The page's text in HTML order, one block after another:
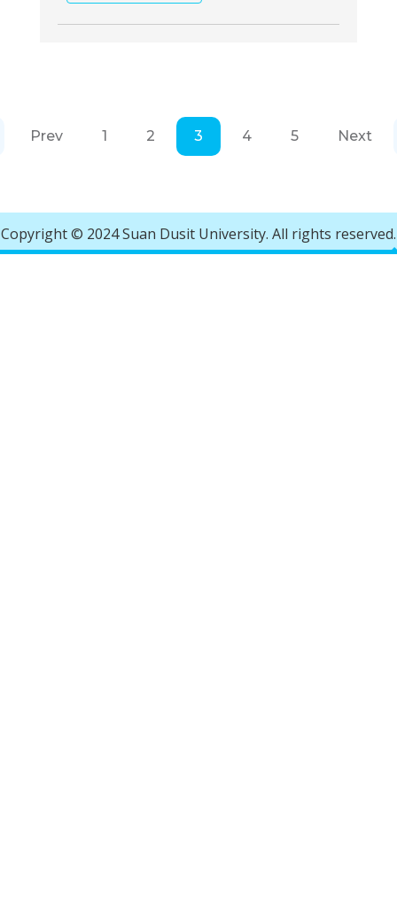
Prev 1 2 3 4 5 Next
Copyright © 2024 Suan Dusit University. All rights reserved.